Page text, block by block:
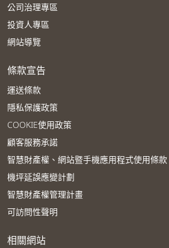
公司治理專區
投資人專區
網站導覽
條款宣告
運送條款
隱私保護政策
COOKIE使用政策
顧客服務承諾
智慧財產權、網站暨手機應用程式使用條款
機坪延誤應變計劃
智慧財產權管理計畫
可訪問性聲明
相關網站